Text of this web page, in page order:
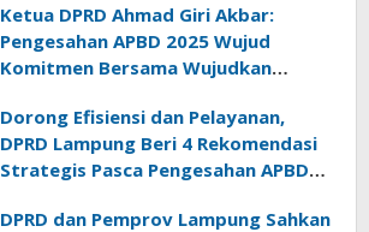
Ketua DPRD Ahmad Giri Akbar:
Pengesahan APBD 2025 Wujud
Komitmen Bersama Wujudkan
Dorong Efisiensi dan Pelayanan,
DPRD Lampung Beri 4 Rekomendasi
Strategis Pasca Pengesahan APBD
DPRD dan Pemprov Lampung Sahkan